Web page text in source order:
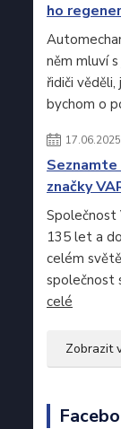
ho
něm mluví
řidiči věděli,
bychom o
17.06.2025
značky
Společnost
135 let a
celém
společnost
celé
Zobrazit